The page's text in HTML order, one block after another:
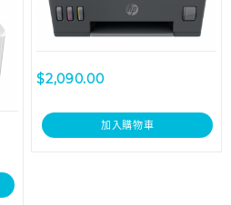
$2,090.00
加入購物車